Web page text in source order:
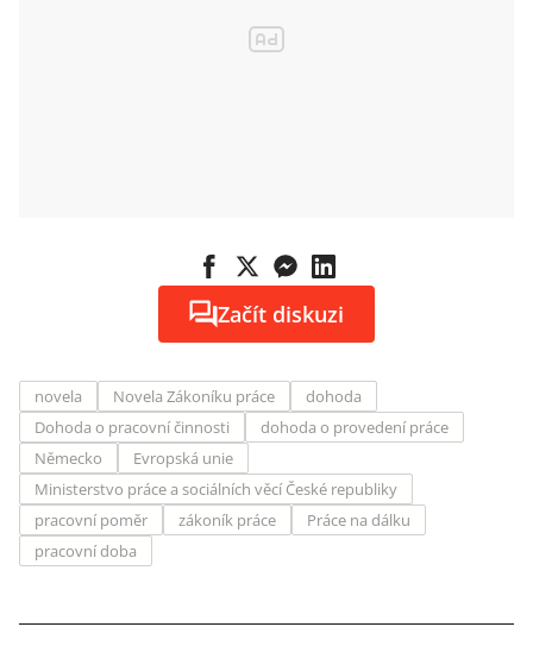
Začít diskuzi
novela Novela Zákoníku práce
dohoda
Dohoda o pracovní činnosti
dohoda o provedení práce
Německo
Evropská unie
Ministerstvo práce a sociálních věcí České republiky
pracovní poměr
zákoník práce
Práce na dálku
pracovní doba